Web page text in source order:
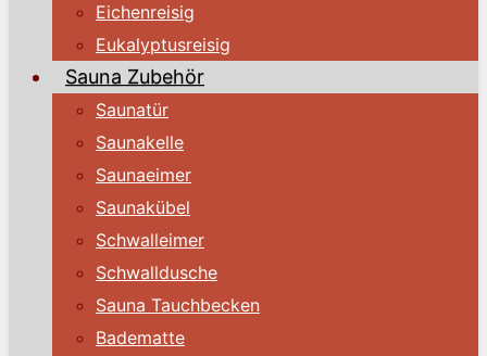
Eichenreisig
Eukalyptusreisig
Sauna Zubehör
Saunatür
Saunakelle
Saunaeimer
Saunakübel
Schwalleimer
Schwalldusche
Sauna Tauchbecken
Badematte